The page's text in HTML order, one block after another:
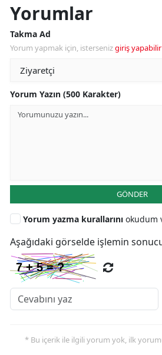
Yorumlar
Takma Ad
Yorum yapmak için, istersenizgiriş yapabilir
Yorum Yazın (500 Karakter)
GÖNDER
Yorum yazma kurallarını okudum
Aşağıdaki görselde işlemin
* Bu içerik ile ilgili yorum yok, ilk